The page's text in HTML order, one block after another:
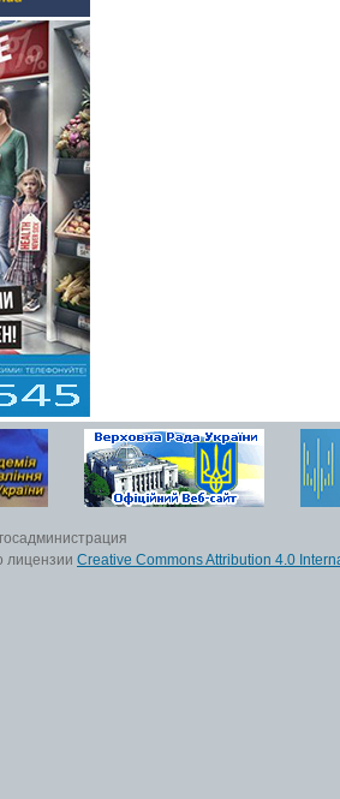
лицензии Creative Commons Attribution 4.0